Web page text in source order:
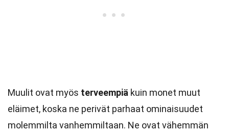
Muulit ovat myös terveempiä kuin monet muut
eläimet, koska ne perivät parhaat ominaisuudet
molemmilta vanhemmiltaan. Ne ovat vähemmän